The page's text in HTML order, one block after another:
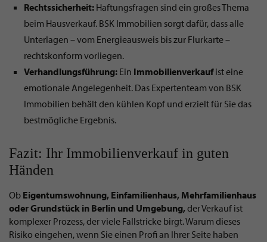
Rechtssicherheit: Haftungsfragen sind ein großes Thema
beim Hausverkauf. BSK Immobilien sorgt dafür, dass alle
Unterlagen – vom Energieausweis bis zur Flurkarte –
rechtskonform vorliegen.
Verhandlungsführung: Ein Immobilienverkaufist eine
emotionale Angelegenheit. Das Expertenteam von BSK
Immobilien behält den kühlen Kopf und erzielt für Sie das
bestmögliche Ergebnis.
Fazit: Ihr Immobilienverkauf in guten
Händen
Ob Eigentumswohnung, Einfamilienhaus, Mehrfamilienhaus
oder Grundstück in Berlin und Umgebung,der Verkauf ist
komplexer Prozess, der viele Fallstricke birgt. Warum dieses
Risiko eingehen, wenn Sie einen Profi an Ihrer Seite haben